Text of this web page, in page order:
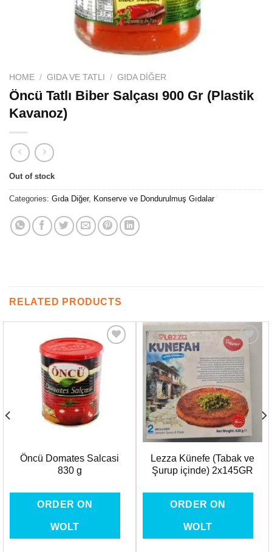
HOME / GIDA VE TATLI / GIDA DIĞER
Öncü Tatlı Biber Salçası 900 Gr (Plastik
Kavanoz)
Out of stock
Categories: Gıda Diğer, Konserve ve Dondurulmuş Gıdalar
RELATED PRODUCTS
Favorilere
Ekle
Öncü Domates Salcasi
830 g
ORDER ON
WOLT
Favorilere
Ekle
Lezza Künefe (Tabak ve
Şurup içinde) 2x145GR
ORDER ON
WOLT